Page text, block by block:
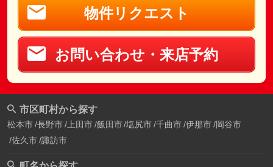
物件リクエスト
お問い合わせ・来店予約
市区町村から探す
松本市 長野市 上田市 飯田市 塩尻市 千曲市 伊那市 岡谷市
佐久市 諏訪市